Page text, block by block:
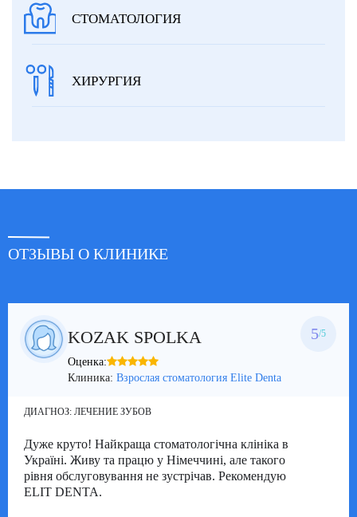
СТОМАТОЛОГИЯ
ХИРУРГИЯ
ОТЗЫВЫ О КЛИНИКЕ
KOZAK SPOLKA 5/5
Оценка:
Клиника: Взрослая стоматология Elite Denta
ДИАГНОЗ: ЛЕЧЕНИЕ ЗУБОВ
Дуже круто! Найкраща стоматологічна клініка в
Україні. Живу та працю у Німеччині, але такого
рівня обслуговування не зустрічав. Рекомендую
ELIT DENTA.